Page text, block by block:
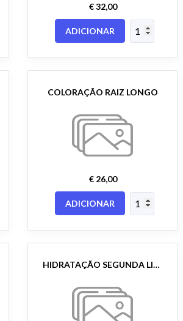
€ 32,00
ADICIONAR
COLORAÇÃO RAIZ LONGO
€ 26,00
ADICIONAR
HIDRATAÇÃO SEGUNDA LINHA